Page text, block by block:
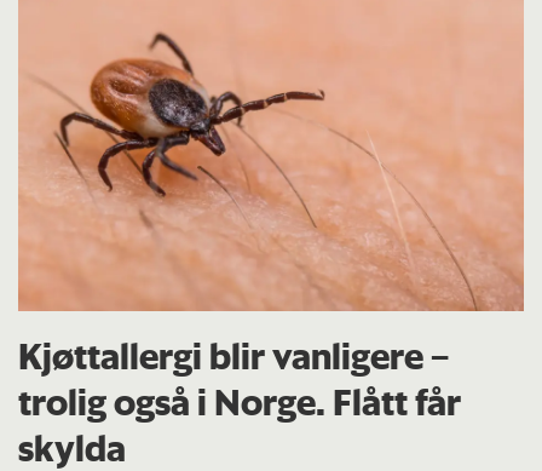
Kjøttallergi blir vanligere –
trolig også i Norge. Flått får
skylda